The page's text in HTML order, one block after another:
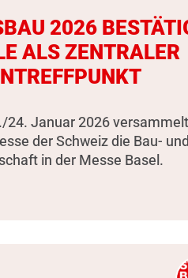
2026
ALS ZENTRALER
24. Januar 2026
der Schweiz die Bau-
in der Messe Basel.